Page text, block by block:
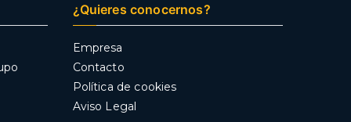
¿Quieres conocernos?
Empresa
Contacto
Política de cookies
Aviso Legal